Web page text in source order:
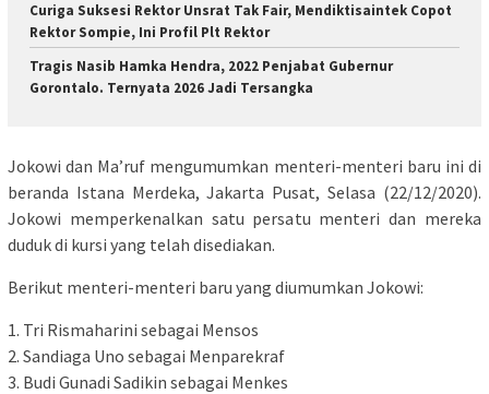
Curiga Suksesi Rektor Unsrat Tak Fair, Mendiktisaintek Copot
Rektor Sompie, Ini Profil Plt Rektor
Tragis Nasib Hamka Hendra, 2022 Penjabat Gubernur
Gorontalo. Ternyata 2026 Jadi Tersangka
Jokowi dan Ma’ruf mengumumkan menteri-menteri baru ini di
beranda Istana Merdeka, Jakarta Pusat, Selasa (22/12/2020).
Jokowi memperkenalkan satu persatu menteri dan mereka
duduk di kursi yang telah disediakan.
Berikut menteri-menteri baru yang diumumkan Jokowi:
1. Tri Rismaharini sebagai Mensos
2. Sandiaga Uno sebagai Menparekraf
3. Budi Gunadi Sadikin sebagai Menkes